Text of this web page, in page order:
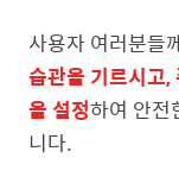
사용자 여러분들
습관을 기르시고
을 설정하여 안전
니다.